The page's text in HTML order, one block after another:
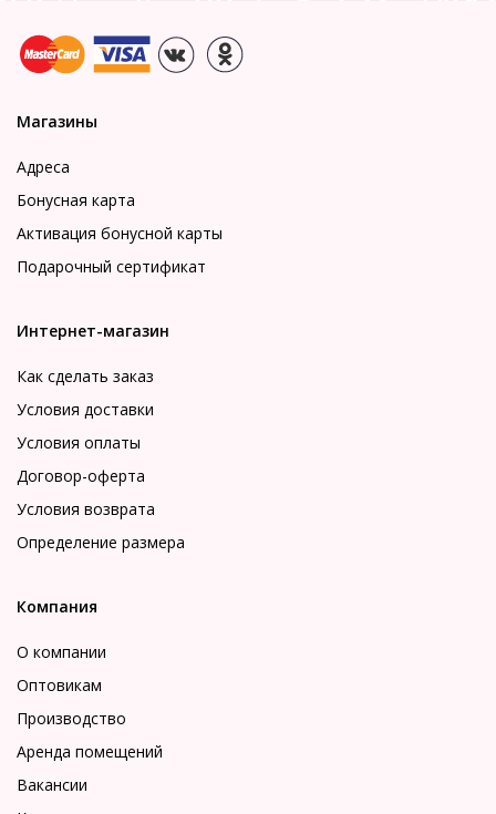
Магазины
Адреса
Бонусная карта
Активация бонусной карты
Подарочный сертификат
Интернет-магазин
Как сделать заказ
Условия доставки
Условия оплаты
Договор-оферта
Условия возврата
Определение размера
Компания
О компании
Оптовикам
Производство
Аренда помещений
Вакансии